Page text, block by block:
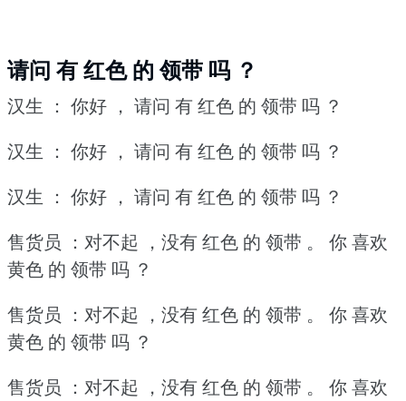
请问 有 红色 的 领带 吗 ？
汉生 ： 你好 ， 请问 有 红色 的 领带 吗 ？
汉生 ： 你好 ， 请问 有 红色 的 领带 吗 ？
汉生 ： 你好 ， 请问 有 红色 的 领带 吗 ？
售货员 ：对不起 ，没有 红色 的 领带 。
你 喜欢
黄色 的 领带 吗 ？
售货员 ：对不起 ，没有 红色 的 领带 。
你 喜欢
黄色 的 领带 吗 ？
售货员 ：对不起 ，没有 红色 的 领带 。
你 喜欢